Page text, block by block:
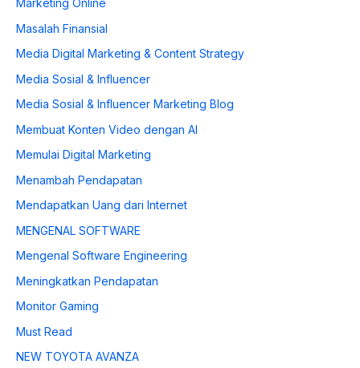
Marketing Online
Masalah Finansial
Media Digital Marketing & Content Strategy
Media Sosial & Influencer
Media Sosial & Influencer Marketing Blog
Membuat Konten Video dengan AI
Memulai Digital Marketing
Menambah Pendapatan
Mendapatkan Uang dari Internet
MENGENAL SOFTWARE
Mengenal Software Engineering
Meningkatkan Pendapatan
Monitor Gaming
Must Read
NEW TOYOTA AVANZA